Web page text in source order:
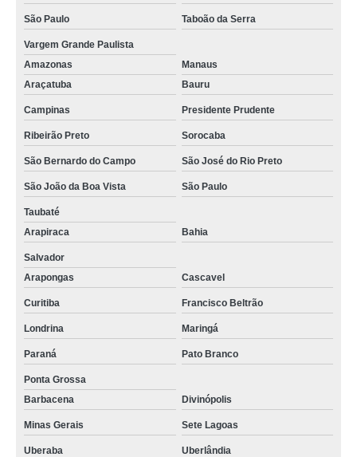
São Paulo Taboão da Serra
Vargem Grande Paulista
Amazonas
Manaus
Araçatuba
Bauru
Campinas Presidente Prudente
Ribeirão Preto Sorocaba
São Bernardo do Campo São José do Rio Preto
São João da Boa Vista São Paulo
Taubaté
Arapiraca
Bahia
Salvador
Arapongas
Cascavel
Curitiba Francisco Beltrão
Londrina Maringá
Paraná Pato Branco
Ponta Grossa
Barbacena
Divinópolis
Minas Gerais Sete Lagoas
Uberaba Uberlândia